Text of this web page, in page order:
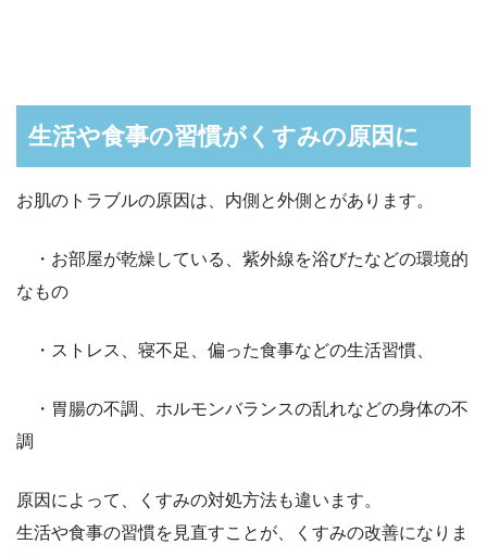
生活や食事の習慣がくすみの原因に
お肌のトラブルの原因は、内側と外側とがあります。
・お部屋が乾燥している、紫外線を浴びたなどの環境的
なもの
・ストレス、寝不足、偏った食事などの生活習慣、
・胃腸の不調、ホルモンバランスの乱れなどの身体の不
調
原因によって、くすみの対処方法も違います。
生活や食事の習慣を見直すことが、くすみの改善になりま